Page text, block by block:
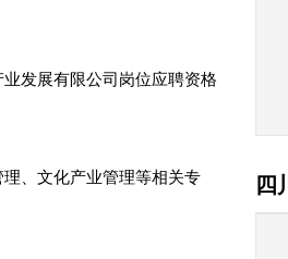
发展有限公司岗位应聘资格
、文化产业管理等相关专
四